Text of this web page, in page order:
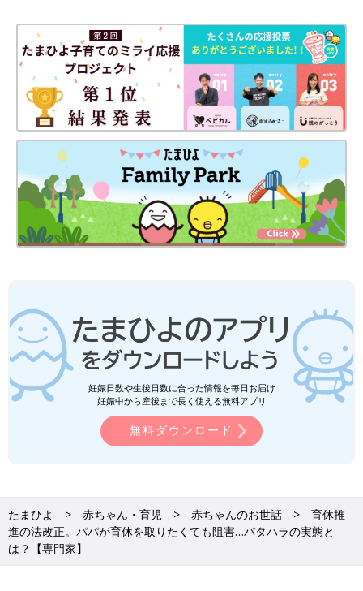
妊娠日数や生後日数に合った情報を毎日お届け
妊娠中から産後まで長く使える無料アプリ
無料ダウンロード
たまひよ 赤ちゃん・育児 赤ちゃんのお世話
育休推
進の法改正。パパが育休を取りたくても阻害…パタハラの実態と
は？【専門家】